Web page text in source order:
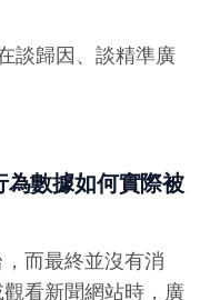
談歸因、談精準廣
為數據如何實際被
而最終並沒有消
看新聞網站時，廣